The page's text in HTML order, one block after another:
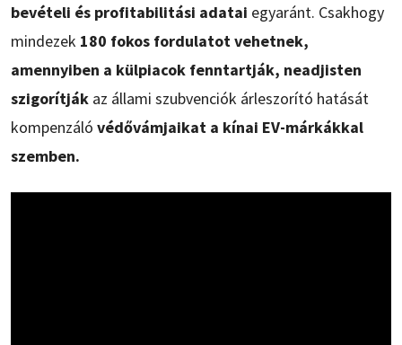
bevételi és profitabilitási adatai egyaránt. Csakhogy
mindezek 180 fokos fordulatot vehetnek,
amennyiben a külpiacok fenntartják, neadjisten
szigorítják az állami szubvenciók árleszorító hatását
kompenzáló védővámjaikat a kínai EV-márkákkal
szemben.